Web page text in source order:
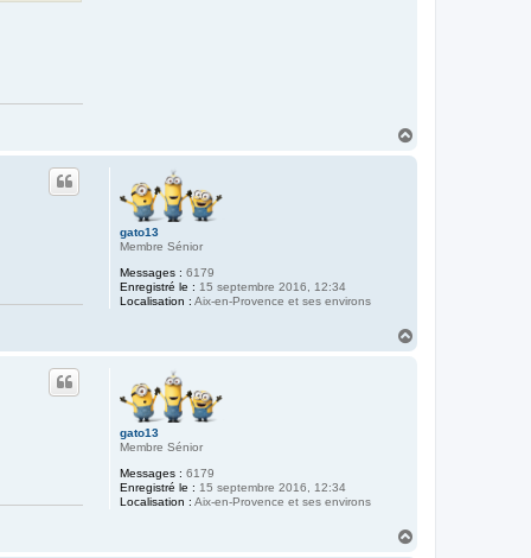
gato13
Membre Sénior
Messages : 6179
Enregistré le : 15 septembre 2016, 12:34
Localisation : Aix-en-Provence et ses environs
gato13
Membre Sénior
Messages : 6179
Enregistré le : 15 septembre 2016, 12:34
Localisation : Aix-en-Provence et ses environs